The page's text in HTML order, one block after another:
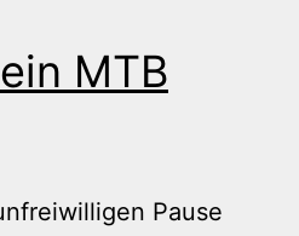
MTB
Pause